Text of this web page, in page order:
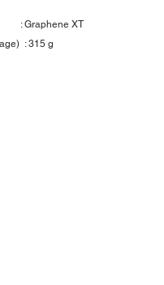
: Graphene XT
: 315 g